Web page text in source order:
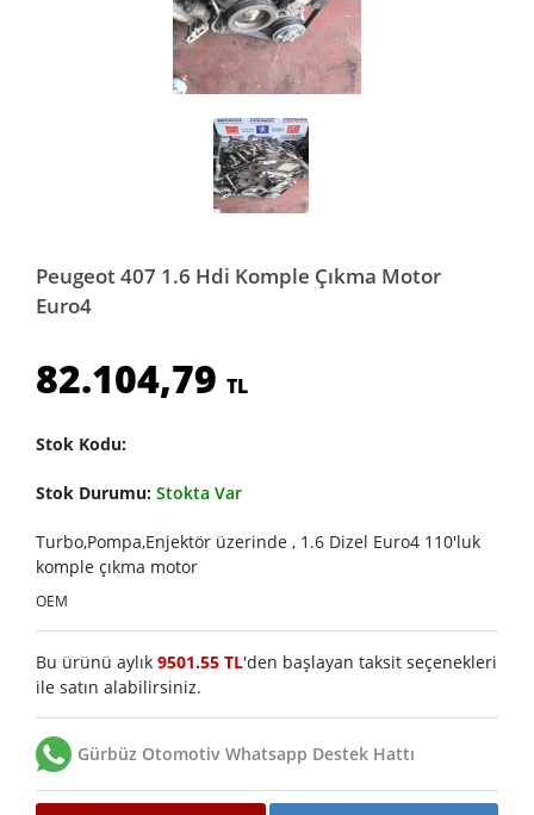
Peugeot 407 1.6 Hdi Komple Çıkma Motor
Euro4
82.104,79 TL
Stok Kodu:
Stok Durumu: Stokta Var
Turbo,Pompa,Enjektör üzerinde , 1.6 Dizel Euro4 110'luk
komple çıkma motor
OEM
Bu ürünü aylık 9501.55 TL'den başlayan taksit seçenekleri
ile satın alabilirsiniz.
Gürbüz Otomotiv Whatsapp Destek Hattı